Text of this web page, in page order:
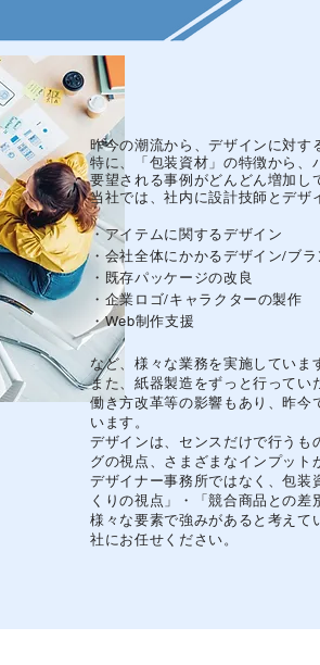
昨今の潮流から、デザインに対す
特に、「包装資材」の特徴から、
要望される事例がどんどん増加し
当社では、社内に設計技師とデザ
・アイテムに関するデザイン
・会社全体にかかるデザイン/ブ
・既存パッケージの改良
・企業ロゴ/キャラクターの製作
・Web制作支援
など、様々な業務を実施していま
また、紙器製造をずっと行ってい
働き方改革等の影響もあり、昨今
います。
デザインは、センスだけで行うも
グの視点、さまざまなインプット
デザイナー事務所ではなく、包装
くりの視点」・「競合商品との差
様々な要素で強みがあると考えて
社にお任せください。